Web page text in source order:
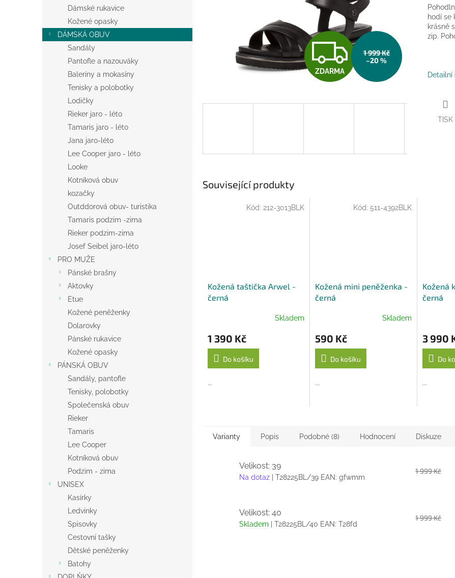
l
Dámské rukavice
Kožené opasky
DÁMSKÁ OBUV
Sandály
Pantofle a nazouváky
Baleríny a mokasíny
Tenisky a polobotky
Lodičky
Rieker jaro - léto
Tamaris jaro - léto
Jana jaro-léto
Lee Cooper jaro - léto
Looke
Kotníková obuv
kozačky
Outddorová obuv- turistika
Tamaris podzim -zima
Rieker podzim-zima
Josef Seibel jaro-léto
PRO MUŽE
Pánské brašny
Aktovky
Etue
Kožené peněženky
Dolarovky
Pánské rukavice
Kožené opasky
PÁNSKÁ OBUV
Sandály, pantofle
Tenisky, polobotky
Společenská obuv
Rieker
Tamaris
Lee Cooper
Kotníková obuv
Podzim - zima
UNISEX
Kasírky
Ledvinky
Spisovky
Cestovní tašky
Dětské peněženky
Batohy
Z
D
R
M
ZDARMA
1 999 Kč
–20 %
hodí se
krásně
zip.
Detailní
TISK
Související produkty
Kožená taštička Arwel -
černá
Skladem
1 390 Kč
Do košíku
...
Kód: 212-3013BLK
Kožená mini peněženka -
černá
Skladem
590 Kč
Do košíku
...
Kód: 511-4392BLK
Kožená
černá
3 990
Do
...
Varianty Popis Podobné (8) Hodnocení Diskuze
Velikost: 39
Na dotaz | T28225BL/39 EAN: gfwmm
1 999 Kč
Velikost: 40
Skladem | T28225BL/40 EAN: T28fd
1 999 Kč